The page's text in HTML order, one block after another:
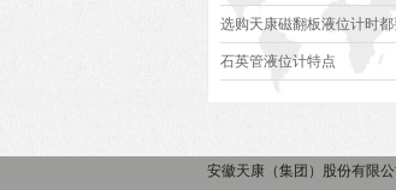
不同的介质
选购天康磁翻板液位计时
么？
石英管液位计特点
安徽天康（集团）股份有限